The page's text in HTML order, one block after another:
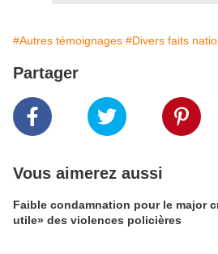
#Autres témoignages #Divers faits
Partager
Vous aimerez aussi
Faible condamnation pour le major
utile» des violences policières